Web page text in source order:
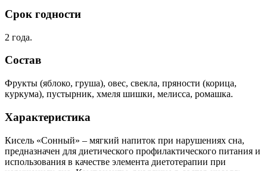
Срок годности
2 года.
Состав
Фрукты (яблоко, груша), овес, свекла, пряности (корица,
куркума), пустырник, хмеля шишки, мелисса, ромашка.
Характеристика
Кисель «Сонный» – мягкий напиток при нарушениях сна,
предназначен для диетического профилактического питания и
использования в качестве элемента диетотерапии при